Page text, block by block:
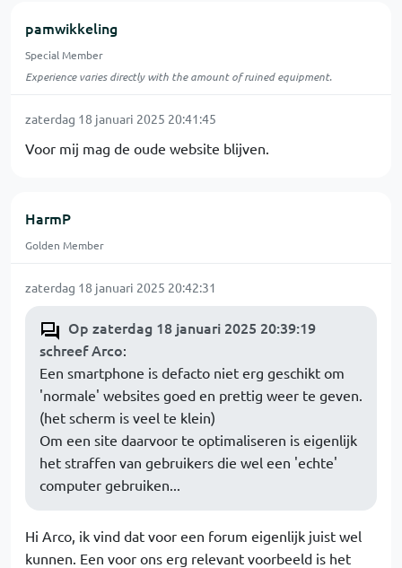
pamwikkeling
Special Member
Experience varies directly with the amount of ruined equipment.
zaterdag 18 januari 2025 20:41:45
Voor mij mag de oude website blijven.
HarmP
Golden Member
zaterdag 18 januari 2025 20:42:31
Op zaterdag 18 januari 2025 20:39:19
schreef Arco:
Een smartphone is defacto niet erg geschikt om
'normale' websites goed en prettig weer te geven.
(het scherm is veel te klein)
Om een site daarvoor te optimaliseren is eigenlijk
het straffen van gebruikers die wel een 'echte'
computer gebruiken...
Hi Arco, ik vind dat voor een forum eigenlijk juist wel
kunnen. Een voor ons erg relevant voorbeeld is het